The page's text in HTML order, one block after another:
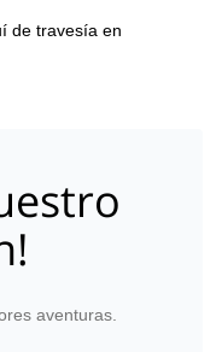
de travesía en
aventuras.